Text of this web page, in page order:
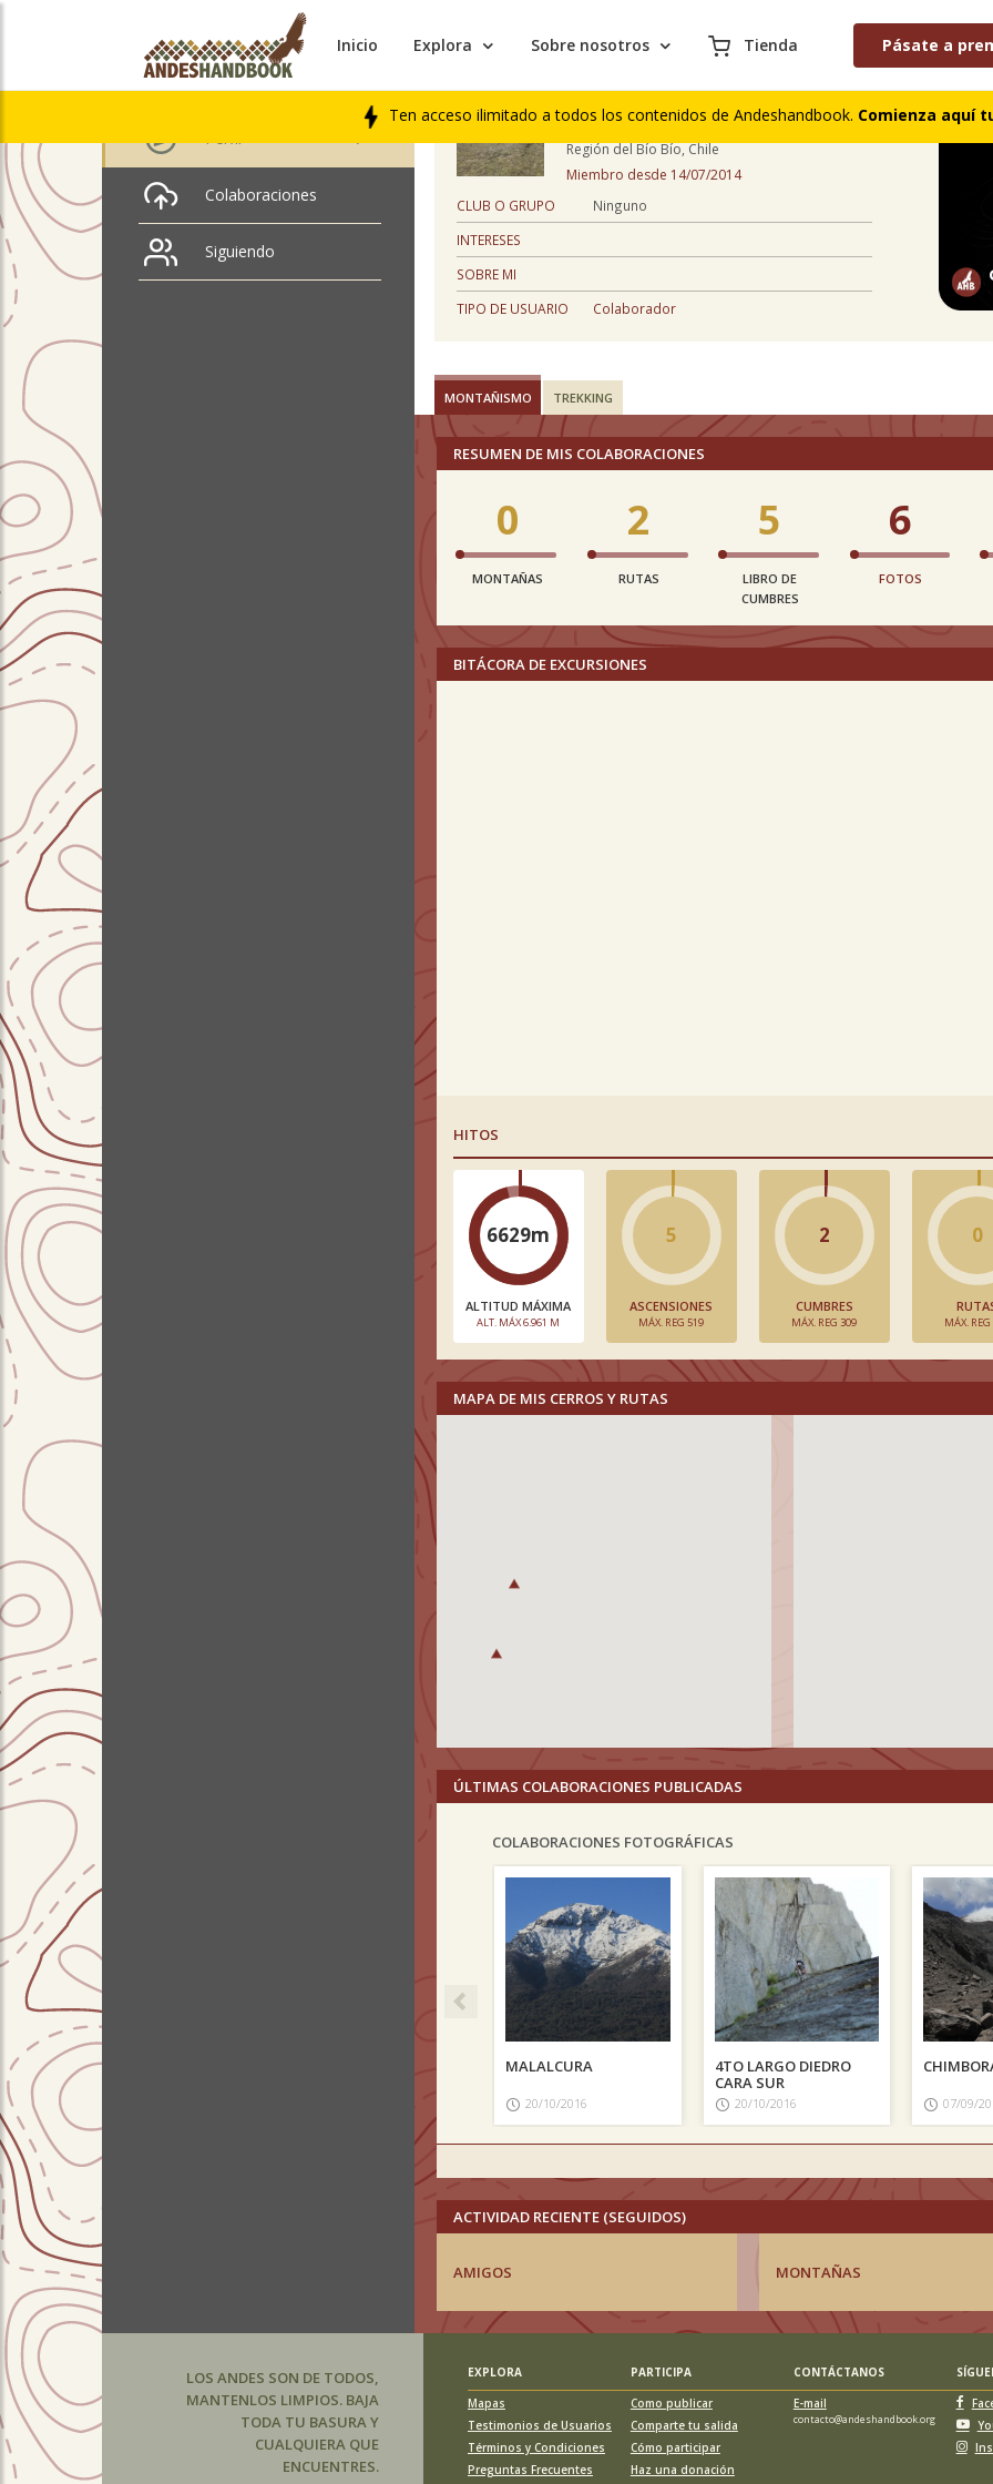
Inicio Explora Sobre nosotros Tienda Pásate a
Ten acceso ilimitado a todos los contenidos de Andeshandbook. Comienza aquí
Gonzalo Ossa Gomez
Perfil
Colaboraciones
Siguiendo
PERFIL
43 años
Región del Bío Bío, Chile
Miembro desde 14/07/2014
CLUB O GRUPO
Ninguno
INTERESES
SOBRE MI
TIPO DE USUARIO
Colaborador
MONTAÑISMO TREKKING
RESUMEN DE MIS COLABORACIONES
0
MONTAÑAS
2
RUTAS
5
LIBRO DE
CUMBRES
6
FOTOS
BITÁCORA DE EXCURSIONES
HITOS
6629m
ALTITUD MÁXIMA
ALT. MÁX 6.961 M
5
ASCENSIONES
MÁX. REG 519
2
CUMBRES
MÁX. REG 309
0
MÁX.
MAPA DE MIS CERROS Y RUTAS
ÚLTIMAS COLABORACIONES PUBLICADAS
COLABORACIONES FOTOGRÁFICAS
MALALCURA
20/10/2016
4TO LARGO DIEDRO
CARA SUR
20/10/2016 07/09/
Previous
ACTIVIDAD RECIENTE (SEGUIDOS)
AMIGOS MONTAÑAS
LOS ANDES SON DE TODOS,
MANTENLOS LIMPIOS. BAJA
TODA TU BASURA Y
CUALQUIERA QUE
ENCUENTRES.
EXPLORA PARTICIPA CONTÁCTANOS
Mapas
Testimonios de Usuarios
Términos y Condiciones
Preguntas Frecuentes
Como publicar
Comparte tu salida
Cómo participar
Haz una donación
E-mail
contacto@andeshandbook.org